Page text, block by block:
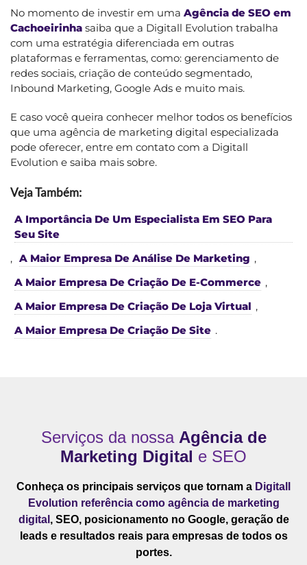
No momento de investir em uma Agência de SEO em
Cachoeirinha saiba que a Digitall Evolution trabalha
com uma estratégia diferenciada em outras
plataformas e ferramentas, como: gerenciamento de
redes sociais, criação de conteúdo segmentado,
Inbound Marketing, Google Ads e muito mais.
E caso você queira conhecer melhor todos os benefícios
que uma agência de marketing digital especializada
pode oferecer, entre em contato com a Digitall
Evolution e saiba mais sobre.
Veja Também:
A Importância De Um Especialista Em SEO Para
Seu Site
, A Maior Empresa De Análise De Marketing ,
A Maior Empresa De Criação De E-Commerce ,
A Maior Empresa De Criação De Loja Virtual ,
A Maior Empresa De Criação De Site .
Serviços da nossa Agência de
Marketing Digital e SEO
Conheça os principais serviços que tornam a Digitall
Evolution referência como agência de marketing
digital , SEO, posicionamento no Google, geração de
leads e resultados reais para empresas de todos os
portes.